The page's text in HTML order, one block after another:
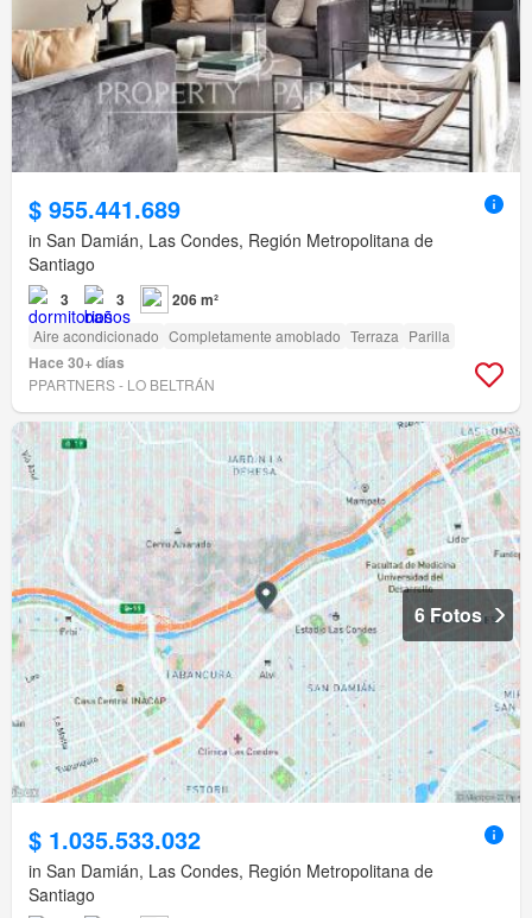
$ 955.441.689
in San Damián, Las Condes, Región Metropolitana de
Santiago
3 3 206 m²
Aire acondicionado Completamente amoblado Terraza Parilla
Hace 30+ días
PPARTNERS - LO BELTRÁN
6 Fotos
$ 1.035.533.032
in San Damián, Las Condes, Región Metropolitana de
Santiago